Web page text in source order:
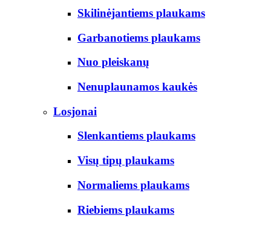
Skilinėjantiems plaukams
Garbanotiems plaukams
Nuo pleiskanų
Nenuplaunamos kaukės
Losjonai
Slenkantiems plaukams
Visų tipų plaukams
Normaliems plaukams
Riebiems plaukams